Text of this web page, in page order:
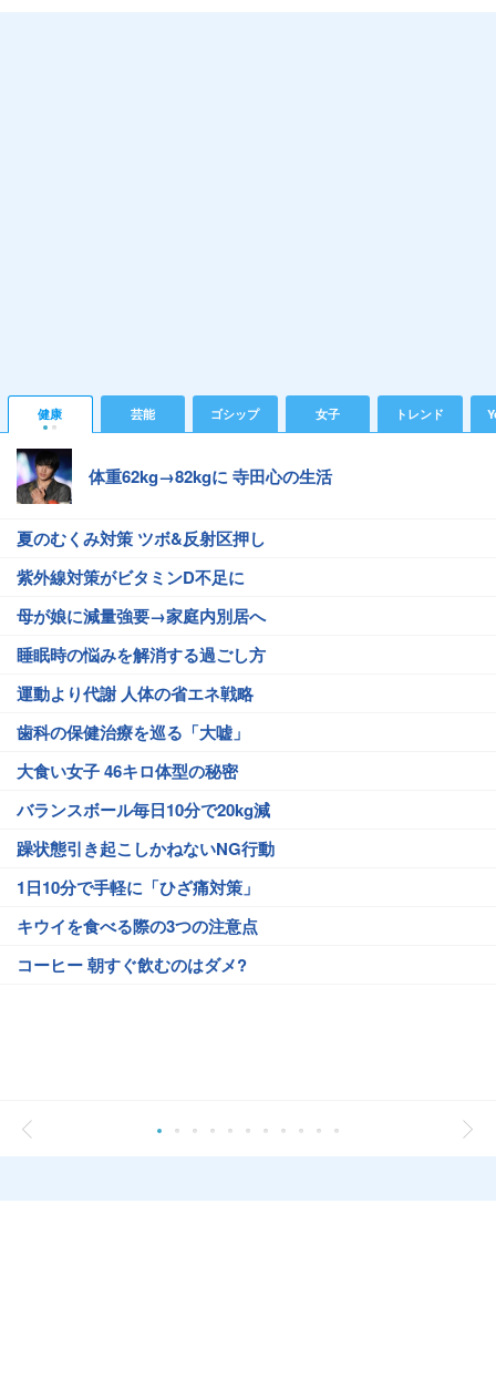
健康 芸能 ゴシップ 女子 トレンド
体重62kg→82kgに 寺田心の生活
夏のむくみ対策 ツボ&反射区押し
紫外線対策がビタミンD不足に
母が娘に減量強要→家庭内別居へ
睡眠時の悩みを解消する過ごし方
運動より代謝 人体の省エネ戦略
歯科の保健治療を巡る「大嘘」
大食い女子 46キロ体型の秘密
バランスボール毎日10分で20kg減
躁状態引き起こしかねないNG行動
1日10分で手軽に「ひざ痛対策」
キウイを食べる際の3つの注意点
コーヒー 朝すぐ飲むのはダメ?